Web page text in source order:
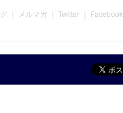
メルマガ Twitter Facebook